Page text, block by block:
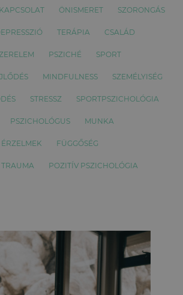
ÖNISMERET SZORONGÁS
TERÁPIA CSALÁD
PSZICHÉ SPORT
MINDFULNESS SZEMÉLYISÉG
STRESSZ SPORTPSZICHOLÓGIA
PSZICHOLÓGUS MUNKA
ÉRZELMEK FÜGGŐSÉG
TRAUMA POZITÍV PSZICHOLÓGIA